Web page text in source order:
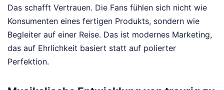
Das schafft Vertrauen. Die Fans fühlen sich nicht wie
Konsumenten eines fertigen Produkts, sondern wie
Begleiter auf einer Reise. Das ist modernes Marketing,
das auf Ehrlichkeit basiert statt auf polierter
Perfektion.